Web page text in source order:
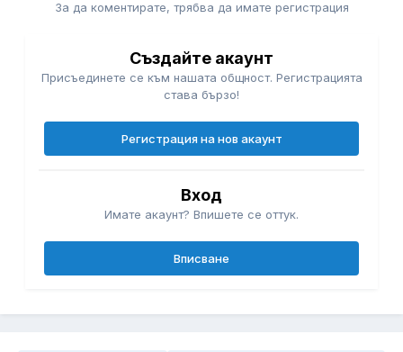
Винаги е препоръчително да направите подробно
планиране и тестване преди да инсталирате такива
системи, за да гарантирате, че те ще функционират
За да коментирате, трябва да имате регистрация
Създайте акаунт
Присъединете се към нашата общност. Регистрацията
става бързо!
Регистрация на нов акаунт
Вход
Имате акаунт? Впишете се оттук.
Вписване